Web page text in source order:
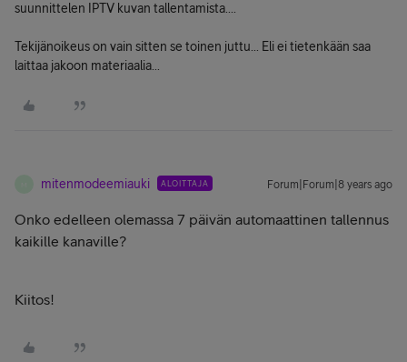
suunnittelen IPTV kuvan tallentamista....
Tekijänoikeus on vain sitten se toinen juttu... Eli ei tietenkään saa
laittaa jakoon materiaalia...
mitenmodeemiauki ALOITTAJA Forum|Forum|8 years ago
Onko edelleen olemassa 7 päivän automaattinen tallennus
kaikille kanaville?
Kiitos!